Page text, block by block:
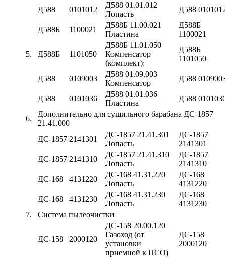
Д588
0101012
Д588 01.01.012
Лопасть
Д588
Д588Б 1100021
Д588Б 11.00.021
Пластина
Д588Б
1100021
5. Д588Б 1101050
Д588Б 11.01.050
Компенсатор
(комплект):
Д588Б
1101050
Д588 0109003
Д588 01.09.003
Компенсатор
Д588
Д588 0101036
Д588 01.01.036
Пластина
Д588
6.
Дополнительно для сушильного барабана ДС-1857
21.41.000
ДС-1857 2141301
ДС-1857 21.41.301
Лопасть
ДС-1857
2141301
ДС-1857 2141310
ДС-1857 21.41.310
Лопасть
ДС-1857
2141310
ДС-168
4131220
ДС-168 41.31.220
Лопасть
ДС-168
4131220
ДС-168
4131230
ДС-168 41.31.230
Лопасть
ДС-168
4131230
7.
Система пылеочистки
ДС-158 2000120
ДС-158 20.00.120
Газоход (от
установки
приемной к ПСО)
ДС-158
2000120